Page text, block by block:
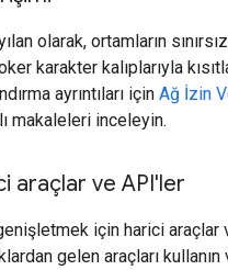
olarak, ortamların
karakter kalıplarıyla
ayrıntıları için Ağ İzin
makaleleri inceleyin.
araçlar ve API'ler
için harici
gelen araçları